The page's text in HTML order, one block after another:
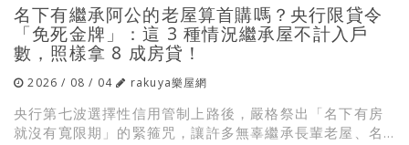
名下有繼承阿公的老屋算首購嗎？央行限貸令
「免死金牌」：這 3 種情況繼承屋不計入戶
數，照樣拿 8 成房貸！
2026 / 08 / 04 rakuya樂屋網
央行第七波選擇性信用管制上路後，嚴格祭出「名下有房
就沒有寬限期」的緊箍咒，讓許多無辜繼承長輩老屋、名...